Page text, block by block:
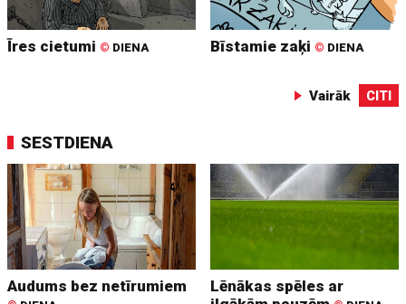
Īres cietumi © DIENA Bīstamie zaķi © DIENA
Vairāk CITI
SESTDIENA
Audums bez netīrumiem
Lēnākas spēles ar